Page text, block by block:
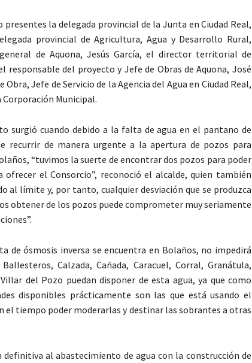
la delegada provincial de la Junta en Ciudad Real,
provincial de Agricultura, Agua y Desarrollo Rural,
de Aquona, Jesús García, el director territorial de
responsable del proyecto y Jefe de Obras de Aquona, José
Jefe de Servicio de la Agencia del Agua en Ciudad Real,
Corporación Municipal.
surgió cuando debido a la falta de agua en el pantano de
recurrir de manera urgente a la apertura de pozos para
“tuvimos la suerte de encontrar dos pozos para poder
ofrecer el Consorcio”, reconoció el alcalde, quien también
al límite y, por tanto, cualquier desviación que se produzca
obtener de los pozos puede comprometer muy seriamente
de ósmosis inversa se encuentra en Bolaños, no impedirá
Calzada, Cañada, Caracuel, Corral, Granátula,
del Pozo puedan disponer de esta agua, ya que como
disponibles prácticamente son las que está usando el
el tiempo poder moderarlas y destinar las sobrantes a otras
definitiva al abastecimiento de agua con la construcción de